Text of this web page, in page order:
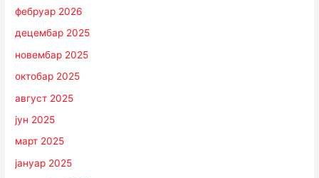
фебруар 2026
децембар 2025
новембар 2025
октобар 2025
август 2025
јун 2025
март 2025
јануар 2025